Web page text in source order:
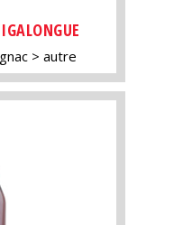
autre